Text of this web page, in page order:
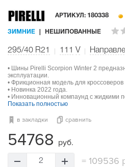
АРТИКУЛ: 180338
ЗИМНИЕ НЕШИПОВАННЫЕ
295/40 R21 111 V
• Шины Pirelli Scorpion Winter 2
эксплуатации.
• Фрикционная модель для кроссоверов
• Новинка 2022 года.
• Инновационный компаунд с жидкими
Показать полностью
в закладки сравнить
54768 руб.
2 =109536